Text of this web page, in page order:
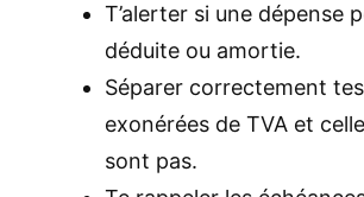
T’alerter si une dépense
déduite ou amortie.
Séparer correctement
exonérées de TVA et
sont pas.